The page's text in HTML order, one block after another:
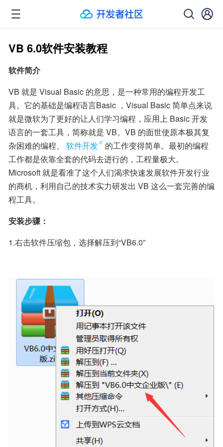
VB 6.0软件安装教程
软件简介
VB 就是 Visual Basic 的意思，是一种常用的编程开发工
具。它的基础是编程语言Basic ，Visual Basic 简单点来说
就是微软为了更好的让人们学习编程，应用上 Basic 开发
语言的一套工具，简称就是 VB。VB 的面世使原本极其复
杂困难的编程、
软件开发
的工作变得简单。最初的编程
工作都是依靠全套的代码去进行的，工程量极大。
Microsoft 就是看准了这个人们渴求快速发展软件开发行业
的商机，利用自己的技术实力研发出 VB 这么一套完善的编
程工具。
安装步骤：
1.右击软件压缩包，选择解压到“VB6.0”